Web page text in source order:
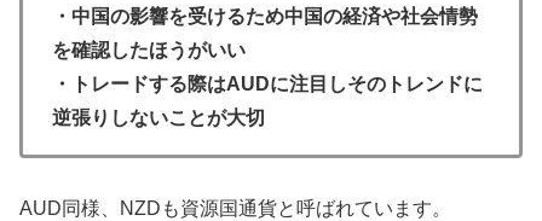
・中国の影響を受けるため中国の経済や社会情勢
を確認したほうがいい
・トレードする際はAUDに注目しそのトレンドに
逆張りしないことが大切
AUD同様、NZDも資源国通貨と呼ばれています。